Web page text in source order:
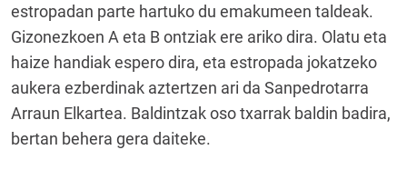
estropadan parte hartuko du emakumeen taldeak.
Gizonezkoen A eta B ontziak ere ariko dira. Olatu eta
haize handiak espero dira, eta estropada jokatzeko
aukera ezberdinak aztertzen ari da Sanpedrotarra
Arraun Elkartea. Baldintzak oso txarrak baldin badira,
bertan behera gera daiteke.